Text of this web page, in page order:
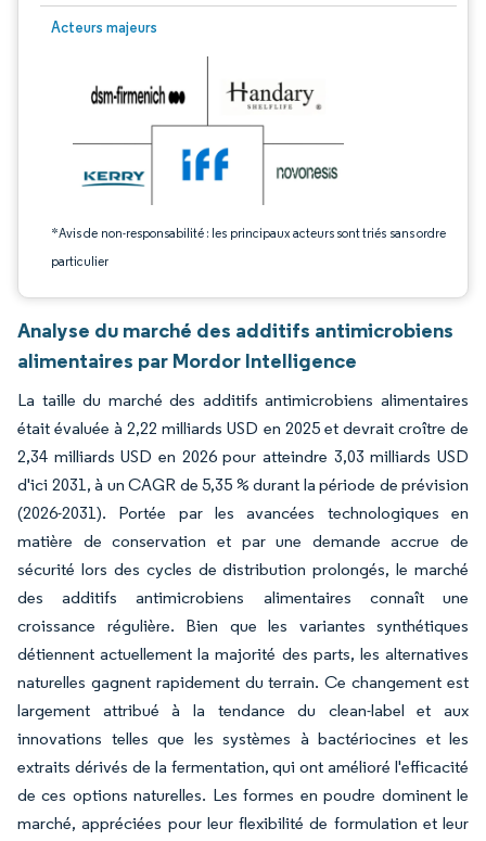
Acteurs majeurs
*Avis de non-responsabilité : les principaux acteurs sont triés sans ordre
particulier
Image © Mordor Intelligence. La réutilisation nécessite une attribution sous CC
Analyse du marché des additifs antimicrobiens
alimentaires par Mordor Intelligence
La taille du marché des additifs antimicrobiens alimentaires
était évaluée à 2,22 milliards USD en 2025 et devrait croître de
2,34 milliards USD en 2026 pour atteindre 3,03 milliards USD
d'ici 2031, à un CAGR de 5,35 % durant la période de prévision
(2026-2031). Portée par les avancées technologiques en
matière de conservation et par une demande accrue de
sécurité lors des cycles de distribution prolongés, le marché
des additifs antimicrobiens alimentaires connaît une
croissance régulière. Bien que les variantes synthétiques
détiennent actuellement la majorité des parts, les alternatives
naturelles gagnent rapidement du terrain. Ce changement est
largement attribué à la tendance du clean-label et aux
innovations telles que les systèmes à bactériocines et les
extraits dérivés de la fermentation, qui ont amélioré l'efficacité
de ces options naturelles. Les formes en poudre dominent le
marché, appréciées pour leur flexibilité de formulation et leur